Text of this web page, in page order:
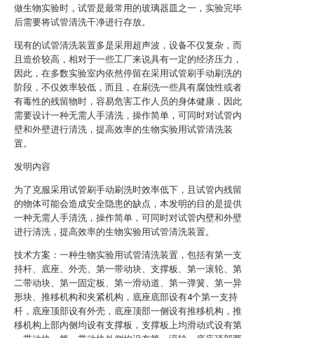
做生物实验时，试管是最常用的玻璃器皿之一，实验完毕
后需要将试管清洗干净进行存放。
现有的试管清洗装置多是采用超声波，设备不仅复杂，而
且造价较高，相对于一些工厂来说具有一定的经济压力，
因此，在多数实验室内依然停留在采用试管刷手动刷洗的
阶段，不仅效率较低，而且，在刷洗一些具有腐蚀性或者
有毒性的残留物时，容易危害工作人员的身体健康，因此
需要设计一种无需人手清洗，操作简单，可同时对试管内
壁和外壁进行清洗，提高效率的生物实验用试管清洗装
置。
发明内容
为了克服采用试管刷手动刷洗时效率低下，且试管内残留
的物体可能会造成安全隐患的缺点，本发明的目的是提供
一种无需人手清洗，操作简单，可同时对试管内壁和外壁
进行清洗，提高效率的生物实验用试管清洗装置。
技术方案：一种生物实验用试管清洗装置，包括有第一支
持杆、底座、外壳、第一带动块、支撑板、第一滚轮、第
二带动块、第一固定板、第一滑动道、第一弹簧、第一异
形块、推移机构和夹紧机构，底座底部设有4个第一支持
杆，底座顶部设有外壳，底座顶部一侧设有推移机构，推
移机构上部内侧均设有支撑板，支撑板上均滑动式设有第